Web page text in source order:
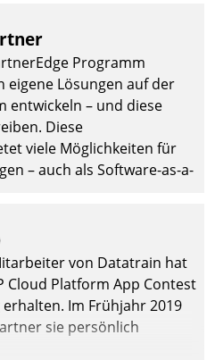
Programm
Lösungen auf der
entwickeln – und diese
Diese
viele Möglichkeiten für
– auch als Software-as-a-
von Datatrain hat
Cloud Platform App Contest
erhalten. Im Frühjahr 2019
sie persönlich